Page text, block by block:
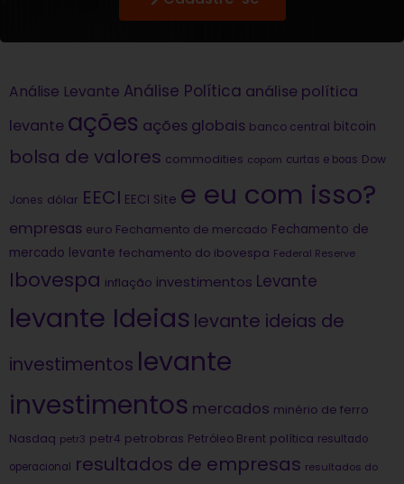
Análise Levante Análise Política análise política
levante ações ações globais banco central bitcoin
bolsa de valores commodities copom curtas e boas Dow
Jones dólar EECI EECI Site e eu com isso?
empresas euro Fechamento de mercado Fechamento de
mercado levante fechamento do ibovespa Federal Reserve
Ibovespa inflação investimentos Levante
levante Ideias levante ideias de
investimentos levante
investimentos mercados minério de ferro
Nasdaq petr3 petr4 petrobras Petróleo Brent política resultado
operacional resultados de empresas resultados do